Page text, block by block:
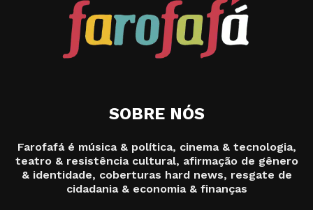
SOBRE NÓS
Farofafá é música & política, cinema & tecnologia,
teatro & resistência cultural, afirmação de gênero
& identidade, coberturas hard news, resgate de
cidadania & economia & finanças